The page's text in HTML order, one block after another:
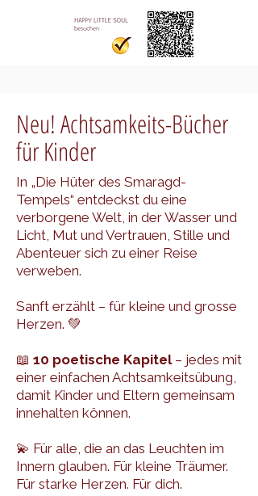
Neu! Achtsamkeits-Bücher
für Kinder
In „Die Hüter des Smaragd-
Tempels“ entdeckst du eine
verborgene Welt, in der Wasser und
Licht, Mut und Vertrauen, Stille und
Abenteuer sich zu einer Reise
verweben.
Sanft erzählt – für kleine und grosse
Herzen. 💚
📖 10 poetische Kapitel– jedes mit
einer einfachen Achtsamkeitsübung,
damit Kinder und Eltern gemeinsam
innehalten können.
💫 Für alle, die an das Leuchten im
Innern glauben. Für kleine Träumer.
Für starke Herzen. Für dich.